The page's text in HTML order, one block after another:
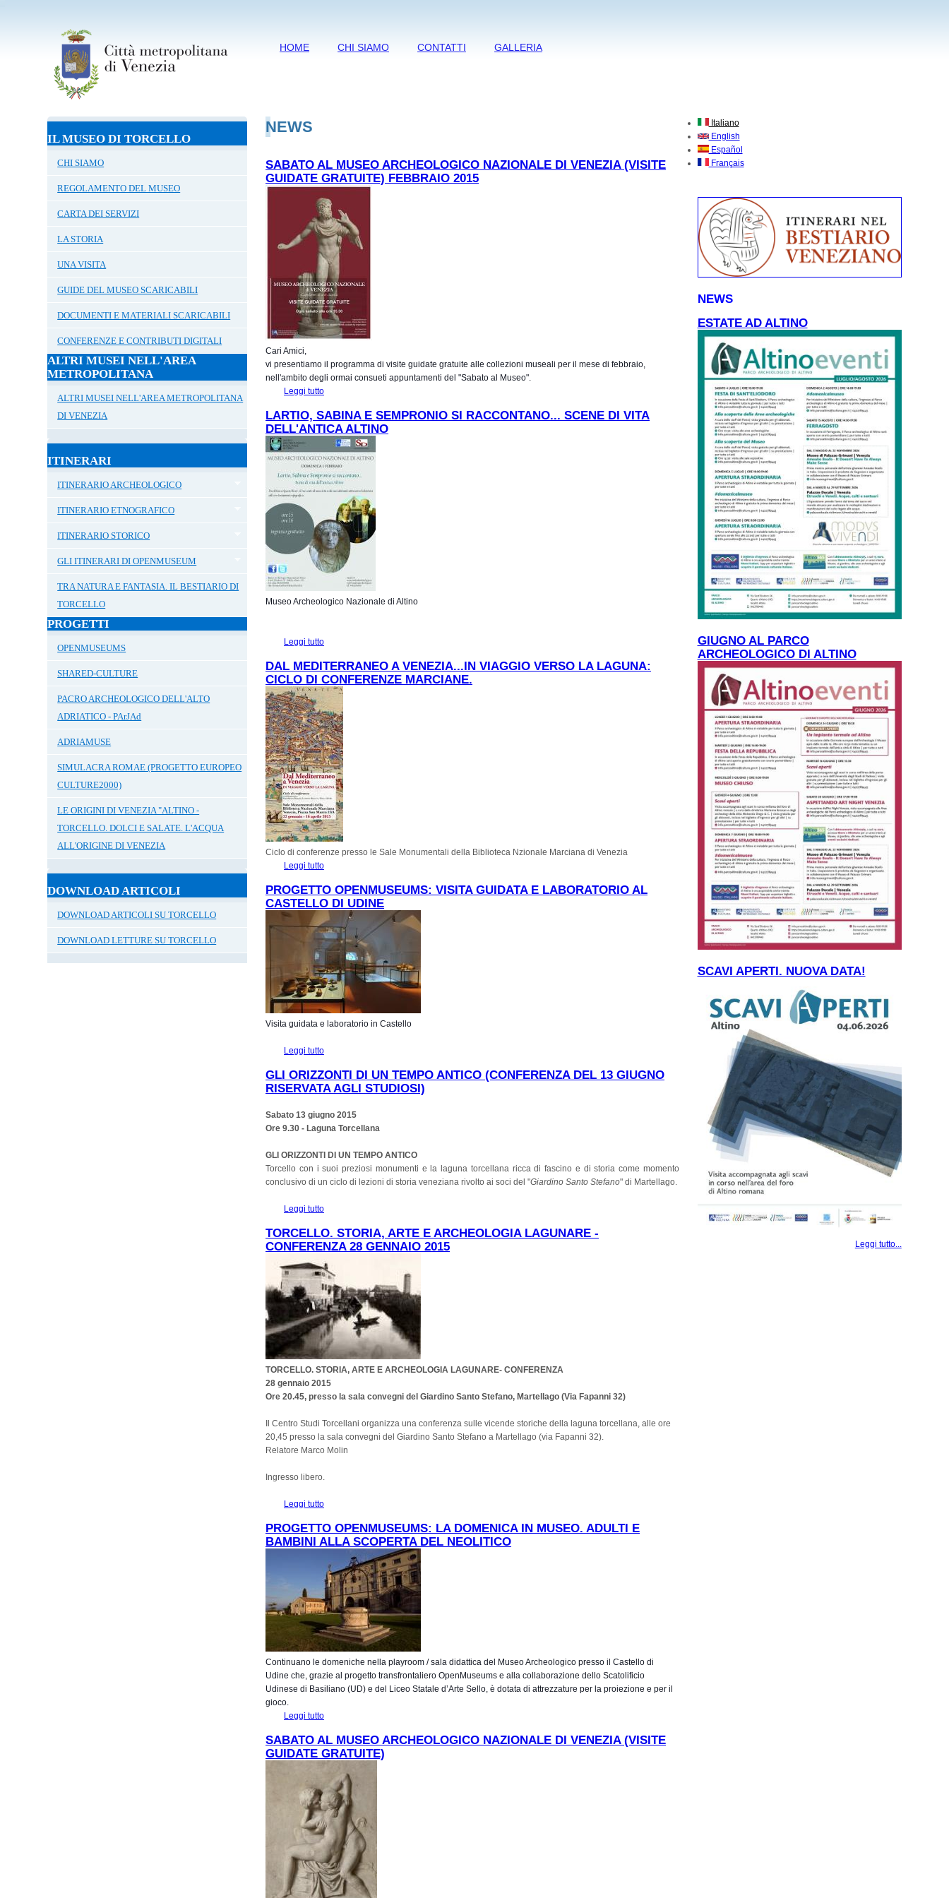
HOME CHI SIAMO CONTATTI GALLERIA
IL MUSEO DI TORCELLO
CHI SIAMO
REGOLAMENTO DEL MUSEO
CARTA DEI SERVIZI
LA STORIA
UNA VISITA
GUIDE DEL MUSEO SCARICABILI
DOCUMENTI E MATERIALI SCARICABILI
CONFERENZE E CONTRIBUTI DIGITALI
ALTRI MUSEI NELL'AREA
METROPOLITANA
ALTRI MUSEI NELL'AREA METROPOLITANA
DI VENEZIA
ITINERARI
ITINERARIO ARCHEOLOGICO
ITINERARIO ETNOGRAFICO
ITINERARIO STORICO
GLI ITINERARI DI OPENMUSEUM
TRA NATURA E FANTASIA. IL BESTIARIO DI
TORCELLO
PROGETTI
OPENMUSEUMS
SHARED-CULTURE
PACRO ARCHEOLOGICO DELL'ALTO
ADRIATICO - PArJAd
ADRIAMUSE
SIMULACRA ROMAE (PROGETTO EUROPEO
CULTURE2000)
LE ORIGINI DI VENEZIA "ALTINO -
TORCELLO. DOLCI E SALATE. L'ACQUA
ALL'ORIGINE DI VENEZIA
DOWNLOAD ARTICOLI
DOWNLOAD ARTICOLI SU TORCELLO
DOWNLOAD LETTURE SU TORCELLO
NEWS
SABATO AL MUSEO ARCHEOLOGICO NAZIONALE DI VENEZIA (VISITE
GUIDATE GRATUITE) FEBBRAIO 2015
Cari Amici,
vi presentiamo il programma di visite guidate gratuite alle collezioni museali per il mese di febbraio,
nell'ambito degli ormai consueti appuntamenti del "Sabato al Museo".
Leggi tutto
LARTIO, SABINA E SEMPRONIO SI RACCONTANO... SCENE DI VITA
DELL'ANTICA ALTINO
Museo Archeologico Nazionale di Altino
Leggi tutto
DAL MEDITERRANEO A VENEZIA...IN VIAGGIO VERSO LA LAGUNA:
CICLO DI CONFERENZE MARCIANE.
Ciclo di conferenze presso le Sale Monumentali della Biblioteca Nzionale Marciana di Venezia
Leggi tutto
PROGETTO OPENMUSEUMS: VISITA GUIDATA E LABORATORIO AL
CASTELLO DI UDINE
Visita guidata e laboratorio in Castello
Leggi tutto
GLI ORIZZONTI DI UN TEMPO ANTICO (CONFERENZA DEL 13 GIUGNO
RISERVATA AGLI STUDIOSI)
Sabato 13 giugno 2015
Ore 9.30 - Laguna Torcellana
GLI ORIZZONTI DI UN TEMPO ANTICO
Torcello con i suoi preziosi monumenti e la laguna torcellana ricca di fascino e di storia come momento
conclusivo di un ciclo di lezioni di storia veneziana rivolto ai soci del "Giardino Santo Stefano" di Martellago.
Leggi tutto
TORCELLO. STORIA, ARTE E ARCHEOLOGIA LAGUNARE -
CONFERENZA 28 GENNAIO 2015
TORCELLO. STORIA, ARTE E ARCHEOLOGIA LAGUNARE- CONFERENZA
28 gennaio 2015
Ore 20.45, presso la sala convegni del Giardino Santo Stefano, Martellago (Via Fapanni 32)
Il Centro Studi Torcellani organizza una conferenza sulle vicende storiche della laguna torcellana, alle ore
20,45 presso la sala convegni del Giardino Santo Stefano a Martellago (via Fapanni 32).
Relatore Marco Molin
Ingresso libero.
Leggi tutto
PROGETTO OPENMUSEUMS: LA DOMENICA IN MUSEO. ADULTI E
BAMBINI ALLA SCOPERTA DEL NEOLITICO
Continuano le domeniche nella playroom / sala didattica del Museo Archeologico presso il Castello di
Udine che, grazie al progetto transfrontaliero OpenMuseums e alla collaborazione dello Scatolificio
Udinese di Basiliano (UD) e del Liceo Statale d’Arte Sello, è dotata di attrezzature per la proiezione e per il
gioco.
Leggi tutto
SABATO AL MUSEO ARCHEOLOGICO NAZIONALE DI VENEZIA (VISITE
GUIDATE GRATUITE)
Italiano
English
Español
Français
NEWS
ESTATE AD ALTINO
GIUGNO AL PARCO
ARCHEOLOGICO DI ALTINO
SCAVI APERTI. NUOVA DATA!
Leggi tutto...